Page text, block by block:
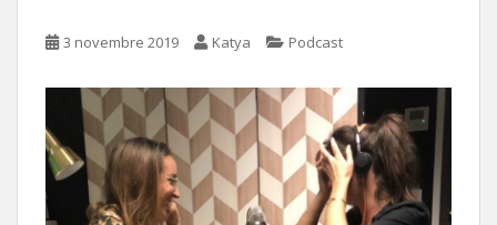
3 novembre 2019 Katya Podcast